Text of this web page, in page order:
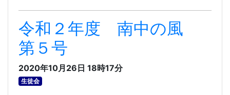
令和２年度 南中の風
第５号
2020年10月26日 18時17分
生徒会